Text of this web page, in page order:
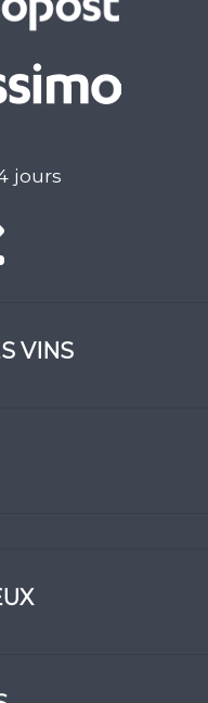
jours
VINS